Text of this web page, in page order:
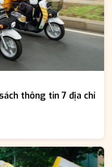
thông tin 7 địa chỉ